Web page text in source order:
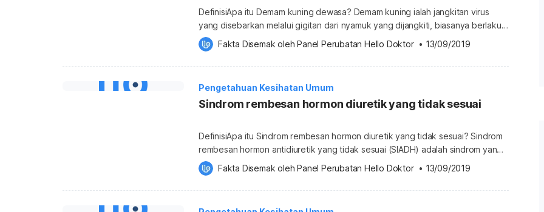
DefinisiApa itu Demam kuning dewasa? Demam kuning ialah jangkitan virus
yang disebarkan melalui gigitan dari nyamuk yang dijangkiti, biasanya berlaku
pada bahagian Selatan Amerika dan Afrika. Bila disebarkan kepada manusia,
virus demam kuning boleh merosakkan hati dan organ dalaman dan
berkemungkinan membawa maut. Apakah kebarangkalian Demam kuning
memberi […]
Fakta Disemak oleh Panel Perubatan Hello Doktor • 13/09/2019
Pengetahuan Kesihatan Umum
Sindrom rembesan hormon diuretik yang tidak sesuai
DefinisiApa itu Sindrom rembesan hormon diuretik yang tidak sesuai? Sindrom
rembesan hormon antidiuretik yang tidak sesuai (SIADH) adalah sindrom yang
menjejaskan keseimbangan air dan mineral dalam badan anda, terutamanya
natrium. ADH adalah bahan yang dihasilkan secara semulajadi oleh hipotalamus
dan dikeluarkan oleh kelenjar pituitari. Hormon ini mengawal jumlah air dalam
Fakta Disemak oleh Panel Perubatan Hello Doktor • 13/09/2019